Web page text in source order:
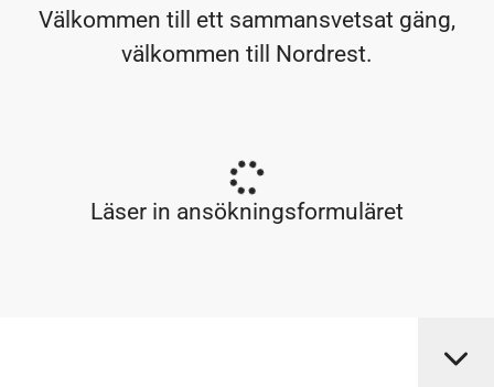
Välkommen till ett sammansvetsat gäng,
välkommen till Nordrest.
Läser in ansökningsformuläret